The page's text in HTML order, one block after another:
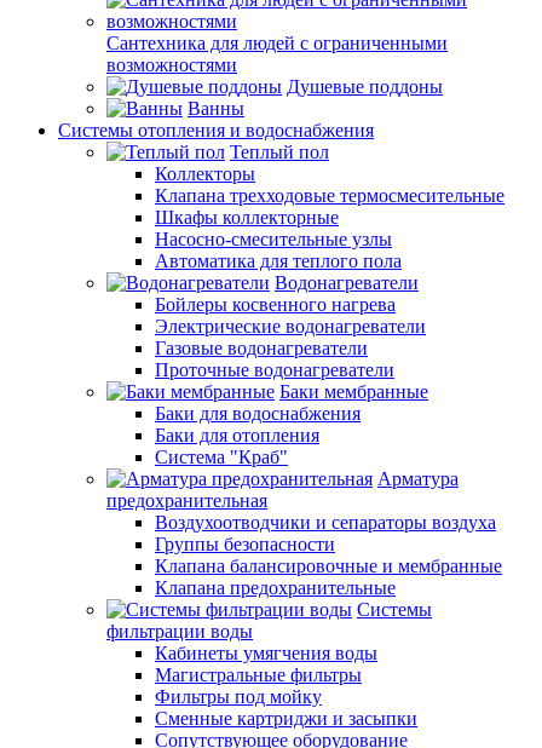
Сантехника для людей с ограниченными
возможностями
Душевые поддоны
Ванны
Системы отопления и водоснабжения
Теплый пол
Коллекторы
Клапана трехходовые термосмесительные
Шкафы коллекторные
Насосно-смесительные узлы
Автоматика для теплого пола
Водонагреватели
Бойлеры косвенного нагрева
Электрические водонагреватели
Газовые водонагреватели
Проточные водонагреватели
Баки мембранные
Баки для водоснабжения
Баки для отопления
Система "Краб"
Арматура
предохранительная
Воздухоотводчики и сепараторы воздуха
Группы безопасности
Клапана балансировочные и мембранные
Клапана предохранительные
Системы
фильтрации воды
Кабинеты умягчения воды
Магистральные фильтры
Фильтры под мойку
Сменные картриджи и засыпки
Сопутствующее оборудование